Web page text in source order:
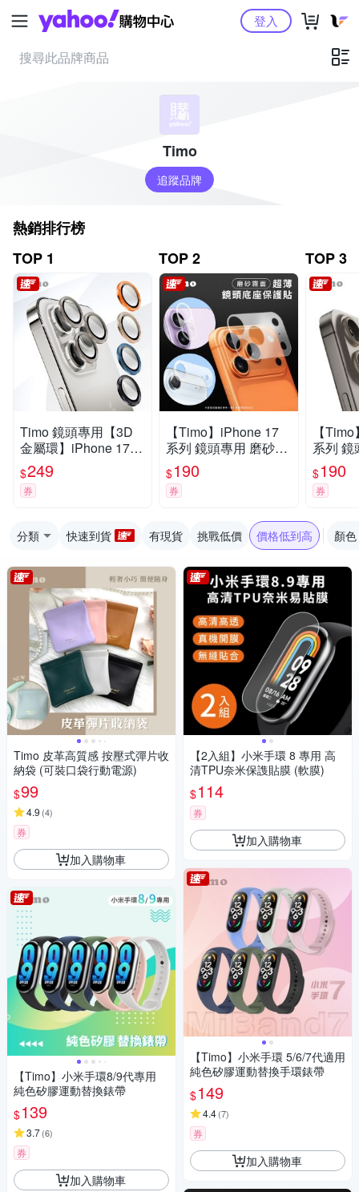
Yahoo購物中心登入
Timo
追蹤品牌
熱銷排行榜
TOP 1
Timo 鏡頭專用【3D
金屬環】iPhone 17系
列 玻璃鏡頭保護貼膜
$249
券
TOP 2
【Timo】iPhone 17
系列 鏡頭專用 磨砂霧
面 超薄鏡頭底座保護
貼
$190
券
TOP 3
【
系列 鏡
全包
硬度抗
$190
券
分類 快速到貨 有現貨 挑戰低價 價格低到高 顏色
Timo 皮革高質感 按壓式彈片收
納袋 (可裝口袋行動電源)
$99
4.9 (4)
券
加入購物車
【Timo】小米手環8/9代專用
純色矽膠運動替換錶帶
$139
3.7(6)
券
加入購物車
【2入組】小米手環 8 專用 高
清TPU奈米保謢貼膜 (軟膜)
$114
券
加入購物車
【Timo】小米手環 5/6/7代適用
純色矽膠運動替換手環錶帶
$149
4.4(7)
券
加入購物車